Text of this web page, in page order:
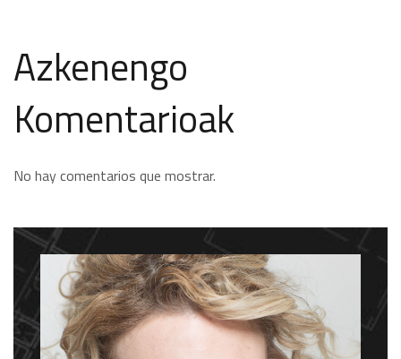
Azkenengo
Komentarioak
No hay comentarios que mostrar.